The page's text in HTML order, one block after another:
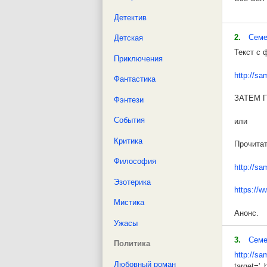
Детектив
Детская
Приключения
Фантастика
Фэнтези
События
Критика
Философия
Эзотерика
Мистика
Ужасы
Политика
Любовный роман
Молчит
Молчит
В 1881
2.
Текст с
http://
ЗАТЕМ
или
http://
https://
Анонс.
На нашу
Идёт
3.
http://